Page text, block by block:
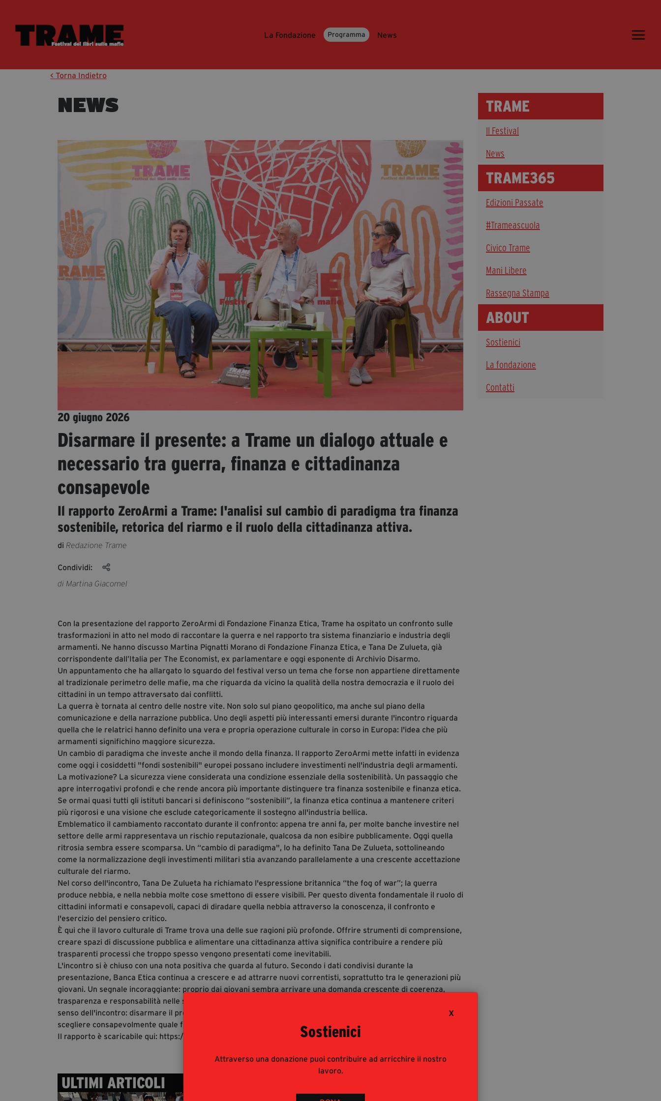
X
Sostienici
Attraverso una donazione puoi contribuire ad arricchire il nostro
lavoro.
La Fondazione Programma News
Ospiti
Media & Press
Accrediti Stampa
Cartella Stampa
Rassegna Stampa
Partecipa
Diventa Partner
Dona
Fondazione Trame
Chi Siamo
Civico Trame
#Trameascuola
Visioni Civiche
Mostra 3D - Visioni Civiche
Archivio Storico
segreteria@tramefestival.it
< Torna Indietro
NEWS
20 giugno 2026
Disarmare il presente: a Trame un dialogo attuale e
necessario tra guerra, finanza e cittadinanza
consapevole
Il rapporto ZeroArmi a Trame: l'analisi sul cambio di paradigma tra finanza
sostenibile, retorica del riarmo e il ruolo della cittadinanza attiva.
di Redazione Trame
Condividi:
di Martina Giacomel
Con la presentazione del rapporto ZeroArmi di Fondazione Finanza Etica, Trame ha ospitato un confronto sulle
trasformazioni in atto nel modo di raccontare la guerra e nel rapporto tra sistema finanziario e industria degli
armamenti. Ne hanno discusso Martina Pignatti Morano di Fondazione Finanza Etica, e Tana De Zulueta, già
corrispondente dall’Italia per The Economist, ex parlamentare e oggi esponente di Archivio Disarmo.
Un appuntamento che ha allargato lo sguardo del festival verso un tema che forse non appartiene direttamente
al tradizionale perimetro delle mafie, ma che riguarda da vicino la qualità della nostra democrazia e il ruolo dei
cittadini in un tempo attraversato dai conflitti.
La guerra è tornata al centro delle nostre vite. Non solo sul piano geopolitico, ma anche sul piano della
comunicazione e della narrazione pubblica. Uno degli aspetti più interessanti emersi durante l'incontro riguarda
quella che le relatrici hanno definito una vera e propria operazione culturale in corso in Europa: l'idea che più
armamenti significhino maggiore sicurezza.
Un cambio di paradigma che investe anche il mondo della finanza. Il rapporto ZeroArmi mette infatti in evidenza
come oggi i cosiddetti "fondi sostenibili" europei possano includere investimenti nell'industria degli armamenti.
La motivazione? La sicurezza viene considerata una condizione essenziale della sostenibilità. Un passaggio che
apre interrogativi profondi e che rende ancora più importante distinguere tra finanza sostenibile e finanza etica.
Se ormai quasi tutti gli istituti bancari si definiscono “sostenibili”, la finanza etica continua a mantenere criteri
più rigorosi e una visione che esclude categoricamente il sostegno all'industria bellica.
Emblematico il cambiamento raccontato durante il confronto: appena tre anni fa, per molte banche investire nel
settore delle armi rappresentava un rischio reputazionale, qualcosa da non esibire pubblicamente. Oggi quella
ritrosia sembra essere scomparsa. Un “cambio di paradigma", lo ha definito Tana De Zulueta, sottolineando
come la normalizzazione degli investimenti militari stia avanzando parallelamente a una crescente accettazione
culturale del riarmo.
Nel corso dell'incontro, Tana De Zulueta ha richiamato l'espressione britannica “the fog of war”; la guerra
produce nebbia, e nella nebbia molte cose smettono di essere visibili. Per questo diventa fondamentale il ruolo di
cittadini informati e consapevoli, capaci di diradare quella nebbia attraverso la conoscenza, il confronto e
l'esercizio del pensiero critico.
È qui che il lavoro culturale di Trame trova una delle sue ragioni più profonde. Offrire strumenti di comprensione,
creare spazi di discussione pubblica e alimentare una cittadinanza attiva significa contribuire a rendere più
trasparenti processi che troppo spesso vengono presentati come inevitabili.
L'incontro si è chiuso con una nota positiva che guarda al futuro. Secondo i dati condivisi durante la
presentazione, Banca Etica continua a crescere e ad attrarre nuovi correntisti, soprattutto tra le generazioni più
giovani. Un segnale incoraggiante: proprio dai giovani sembra arrivare una domanda crescente di coerenza,
trasparenza e responsabilità nelle scelte economiche e finanziarie. Un messaggio che, in fondo, sintetizza bene il
senso dell'incontro: disarmare il presente significa prima di tutto comprendere il mondo in cui viviamo e
scegliere consapevolmente quale futuro contribuire a costruire.
Il rapporto è scaricabile qui: https://finanzaetica.info/report-zeroarmi-2025/
ULTIMI ARTICOLI
TRAME
Il Festival
News
TRAME365
Edizioni Passate
#Trameascuola
Civico Trame
Mani Libere
Rassegna Stampa
ABOUT
Sostienici
La fondazione
Contatti